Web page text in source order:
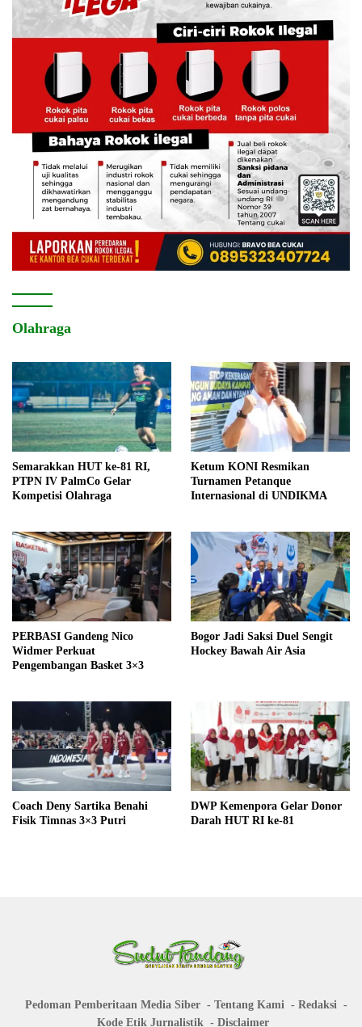
Olahraga
Semarakkan HUT ke-81 RI,
PTPN IV PalmCo Gelar
Kompetisi Olahraga
Ketum KONI Resmikan
Turnamen Petanque
Internasional di UNDIKMA
PERBASI Gandeng Nico
Widmer Perkuat
Pengembangan Basket 3×3
Bogor Jadi Saksi Duel Sengit
Hockey Bawah Air Asia
Coach Deny Sartika Benahi
Fisik Timnas 3×3 Putri
DWP Kemenpora Gelar Donor
Darah HUT RI ke-81
Pedoman Pemberitaan Media Siber Tentang Kami
Redaksi
Kode Etik Jurnalistik
Disclaimer